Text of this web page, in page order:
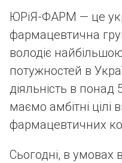
ЮРіЯ-ФАРМ — це
фармацевтична
володіє
потужностей в
діяльність в понад
маємо амбітні цілі
фармацевтичних
Сьогодні, в умовах